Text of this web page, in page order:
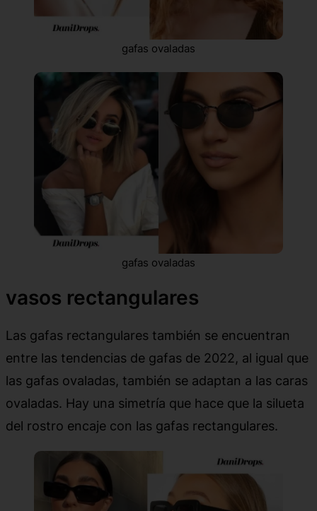
gafas ovaladas
gafas ovaladas
vasos rectangulares
Las gafas rectangulares también se encuentran
entre las tendencias de gafas de 2022, al igual que
las gafas ovaladas, también se adaptan a las caras
ovaladas. Hay una simetría que hace que la silueta
del rostro encaje con las gafas rectangulares.